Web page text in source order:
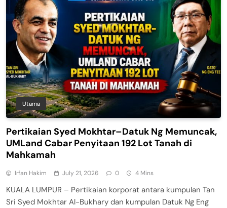
Utama
Pertikaian Syed Mokhtar–Datuk Ng Memuncak,
UMLand Cabar Penyitaan 192 Lot Tanah di
Mahkamah
Irfan Hakim July 21, 2026 0 4 Mins
KUALA LUMPUR – Pertikaian korporat antara kumpulan Tan
Sri Syed Mokhtar Al-Bukhary dan kumpulan Datuk Ng Eng